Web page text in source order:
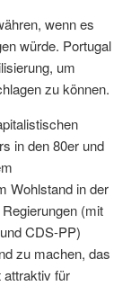
wenn es
würde. Portugal
um
zu können.
in den 80er und
Wohlstand in der
(mit
CDS-PP)
zu machen, das
für